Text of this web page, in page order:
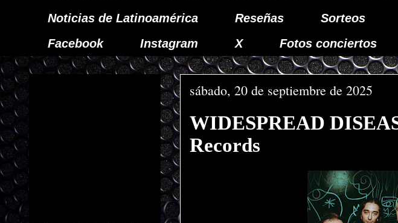
Noticias de Latinoamérica
Reseñas Sorteos
Facebook
Instagram X Fotos conciertos
sábado, 20 de septiembre de 2025
WIDESPREAD
Records